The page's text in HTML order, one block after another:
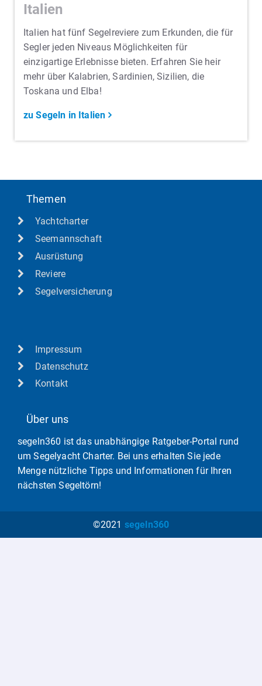
Italien
Italien hat fünf Segelreviere zum Erkunden, die für
Segler jeden Niveaus Möglichkeiten für
einzigartige Erlebnisse bieten. Erfahren Sie heir
mehr über Kalabrien, Sardinien, Sizilien, die
Toskana und Elba!
zu Segeln in Italien
Themen
Yachtcharter
Seemannschaft
Ausrüstung
Reviere
Segelversicherung
Impressum
Datenschutz
Kontakt
Über uns
segeln360 ist das unabhängige Ratgeber-Portal rund
um Segelyacht Charter. Bei uns erhalten Sie jede
Menge nützliche Tipps und Informationen für Ihren
nächsten Segeltörn!
©2021 segeln360